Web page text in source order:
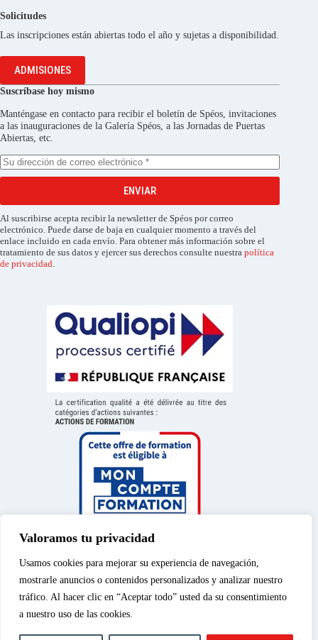
Valoramos tu privacidad
Usamos cookies para mejorar su experiencia de navegación,
mostrarle anuncios o contenidos personalizados y analizar nuestro
tráfico. Al hacer clic en “Aceptar todo” usted da su consentimiento
a nuestro uso de las cookies.
Solicitudes
Las inscripciones están abiertas todo el año y sujetas a disponibilidad.
ADMISIONES
Suscríbase hoy mismo
Manténgase en contacto para recibir el boletín de Spéos, invitaciones
a las inauguraciones de la Galería Spéos, a las Jornadas de Puertas
Abiertas, etc.
ENVIAR
Al suscribirse acepta recibir la newsletter de Spéos por correo
electrónico. Puede darse de baja en cualquier momento a través del
enlace incluido en cada envío. Para obtener más información sobre el
tratamiento de sus datos y ejercer sus derechos consulte nuestra política
de privacidad.
Aviso legal|Política de © 2026 – Spéos, curso